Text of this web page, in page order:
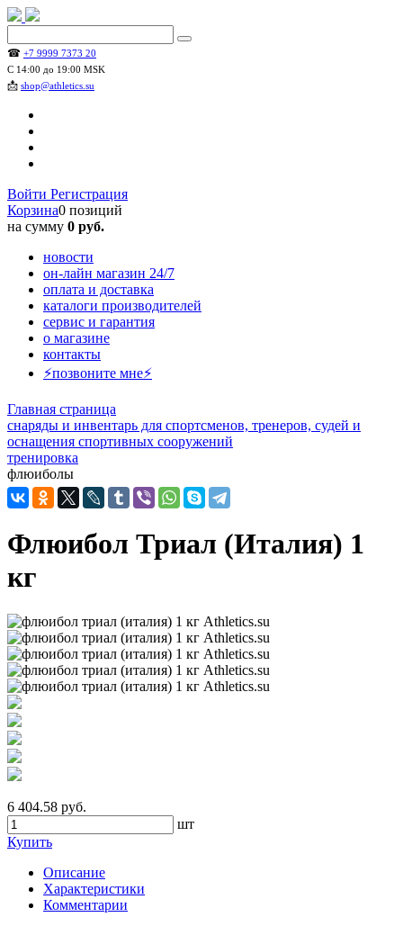
☎ +7 9999 7373 20
С 14:00 до 19:00 MSK
📩 shop@athletics.su
Войти Регистрация
Корзина0 позиций
на сумму 0 руб.
новости
он-лайн магазин 24/7
оплата и доставка
каталоги производителей
сервис и гарантия
о магазине
контакты
⚡позвоните мне⚡
Главная страница
снаряды и инвентарь для спортсменов, тренеров, судей и
оснащения спортивных сооружений
тренировка
флюиболы
Флюибол Триал (Италия) 1
кг
6 404.58 руб.
шт
Купить
Описание
Характеристики
Комментарии